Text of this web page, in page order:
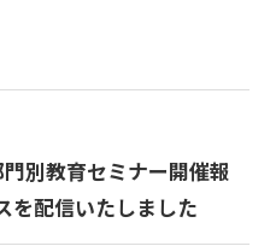
別教育セミナー開催報
を配信いたしました